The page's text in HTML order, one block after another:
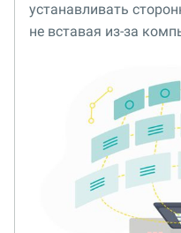
устанавливать
не вставая из-за